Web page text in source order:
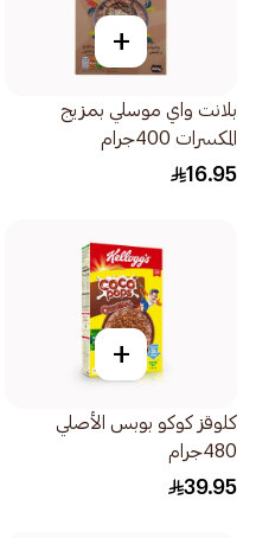
+
بلانت واي موسلي بمزيج
المكسرات 400جرام
16.95
+
كلوقز كوكو بوبس الأصلي
480جرام
39.95